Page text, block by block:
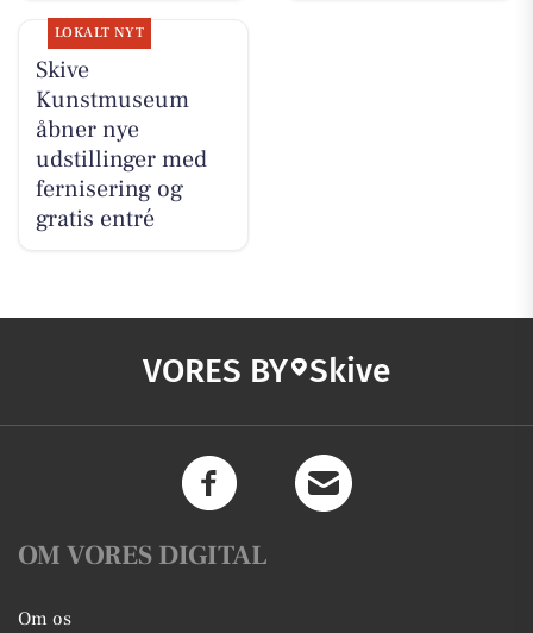
LOKALT NYT
Skive
Kunstmuseum
åbner nye
udstillinger med
fernisering og
gratis entré
VORES BY Skive
OM VORES DIGITAL
Om os